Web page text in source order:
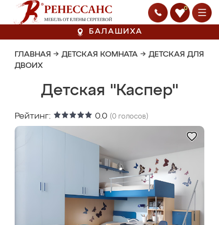
0
БАЛАШИХА
ГЛАВНАЯ → ДЕТСКАЯ КОМНАТА → ДЕТСКАЯ ДЛЯ
ДВОИХ
Детская "Каспер"
Рейтинг: 0.0 (0 голосов)